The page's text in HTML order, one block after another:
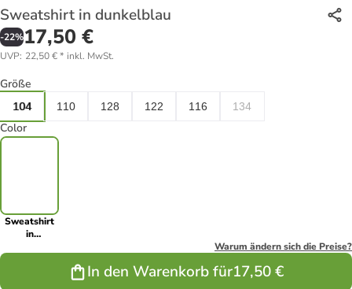
Sweatshirt in dunkelblau
-22%17,50 €
UVP: 22,50 €* inkl. MwSt.
Größe
104 110 128 122 116 134
Color
Sweatshirt
in
Warum ändern sich die Preise?
In den Warenkorb für17,50 €